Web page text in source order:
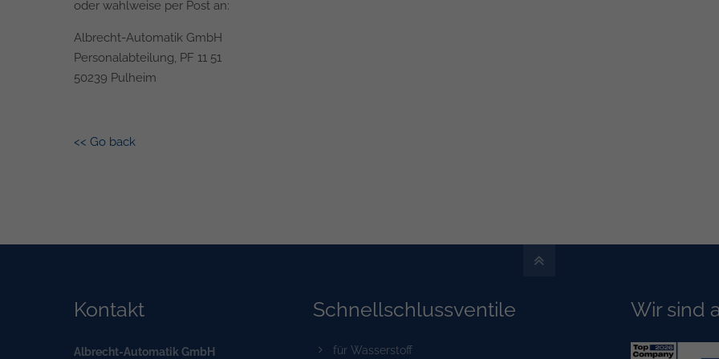
oder wahlweise per Post an:
Albrecht-Automatik GmbH
Personalabteilung, PF 11 51
50239 Pulheim
<< Go back
Kontakt
Albrecht-Automatik GmbH
Schnell­schluss­ventile
für Wasserstoff
Wir sind